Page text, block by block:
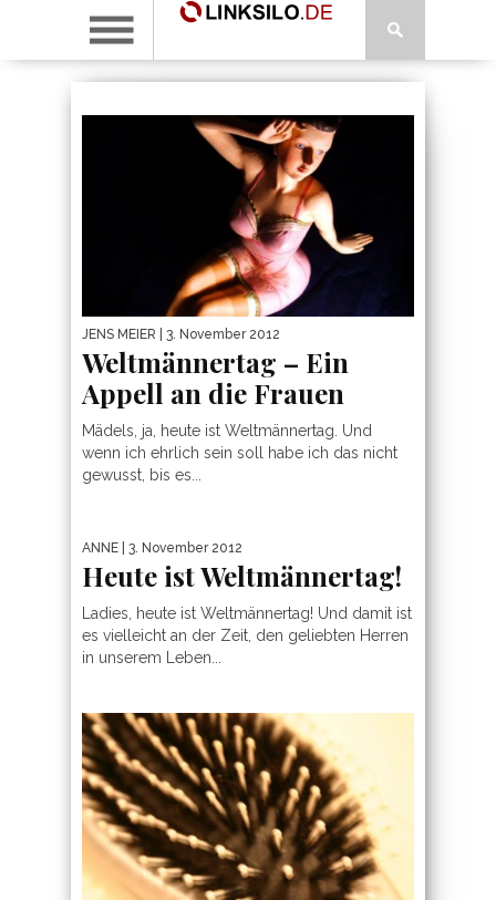
JENS MEIER | 3. November 2012
Weltmännertag – Ein
Appell an die Frauen
Mädels, ja, heute ist Weltmännertag. Und
wenn ich ehrlich sein soll habe ich das nicht
gewusst, bis es...
ANNE | 3. November 2012
Heute ist Weltmännertag!
Ladies, heute ist Weltmännertag! Und damit ist
es vielleicht an der Zeit, den geliebten Herren
in unserem Leben...